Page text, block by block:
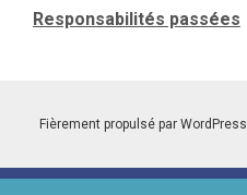
Responsabilités passées
Fièrement propulsé par WordPress